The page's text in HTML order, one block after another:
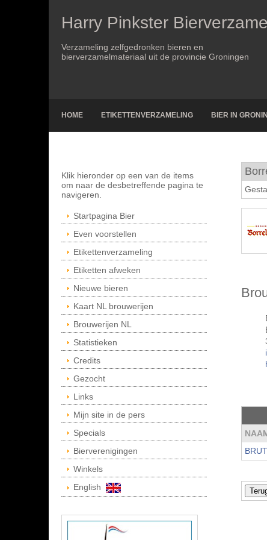
Harry Pinkster
Verzameling zelfgedronken bieren en
bierverzamelmateriaal uit de provincie Groningen
HOME ETIKETTENVERZAMELING BIER IN
Klik hieronder op een van de items
om naar de desbetreffende pagina te
navigeren.
Startpagina Bier
Even voorstellen
Etikettenverzameling
Etiketten afweken
Nieuwe bieren
Kaart NL brouwerijen
Brouwerijen NL
Statistieken
Credits
Gezocht
Links
Mijn site in de pers
Specials
Bierverenigingen
Winkels
English